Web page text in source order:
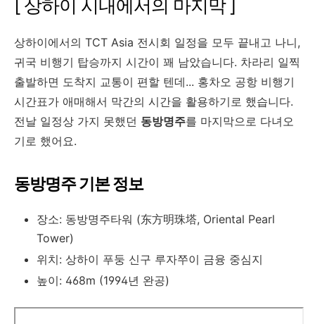
[ 상하이 시내에서의 마지막 ]
상하이에서의 TCT Asia 전시회 일정을 모두 끝내고 나니,
귀국 비행기 탑승까지 시간이 꽤 남았습니다. 차라리 일찍
출발하면 도착지 교통이 편할 텐데... 홍차오 공항 비행기
시간표가 애매해서 막간의 시간을 활용하기로 했습니다.
전날 일정상 가지 못했던 동방명주를 마지막으로 다녀오
기로 했어요.
동방명주 기본 정보
장소: 동방명주타워 (东方明珠塔, Oriental Pearl
Tower)
위치: 상하이 푸둥 신구 루자쭈이 금융 중심지
높이: 468m (1994년 완공)